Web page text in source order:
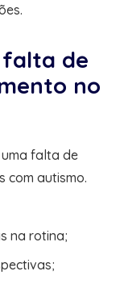
falta de
no
uma falta de
com autismo.
na rotina;